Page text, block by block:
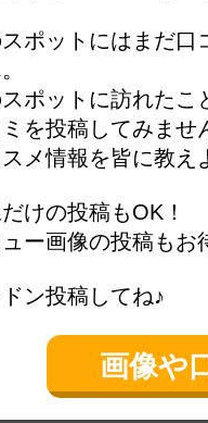
画像全18枚
子市役所横店の画像
所横店のメニ
ポットにはまだ口
ポットに訪れたこ
を投稿してみませ
メ情報を皆に教え
けの投稿もOK！
ュー画像の投稿もお
ドン投稿してね♪
画像や